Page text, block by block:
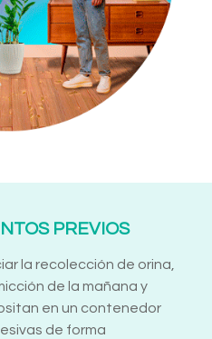
PREVIOS
la recolección de orina,
de la mañana y
en un contenedor
de forma